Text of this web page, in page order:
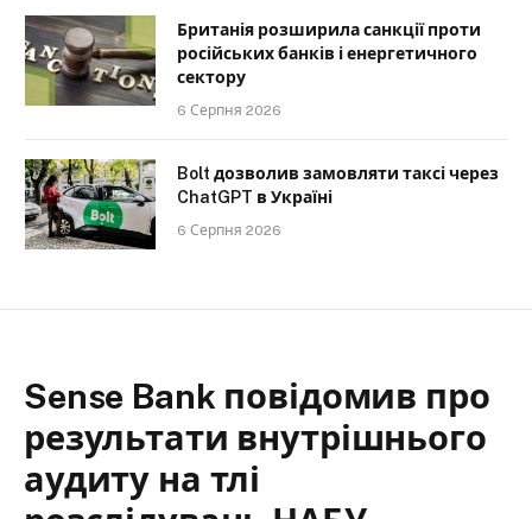
Британія розширила санкції проти
російських банків і енергетичного
сектору
6 Серпня 2026
Bolt дозволив замовляти таксі через
ChatGPT в Україні
6 Серпня 2026
Sense Bank повідомив про
результати внутрішнього
аудиту на тлі